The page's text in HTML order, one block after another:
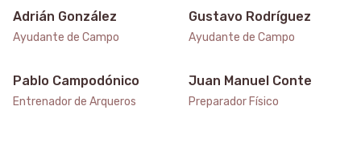
Adrián González
Ayudante de Campo
Gustavo Rodríguez
Ayudante de Campo
Pablo Campodónico
Entrenador de Arqueros
Juan Manuel Conte
Preparador Físico